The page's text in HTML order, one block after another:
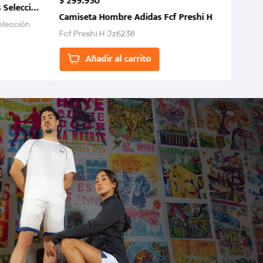
Colombia FCF 2026.
Camiseta Hombre Adidas Fcf Preshi H
Fcf Preshi H Jz6238
Añadir al carrito